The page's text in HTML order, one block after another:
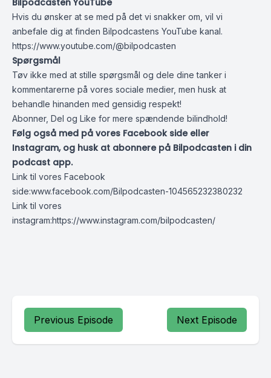
Bilpodcasten YouTube
Hvis du ønsker at se med på det vi snakker om, vil vi
anbefale dig at finden Bilpodcastens YouTube kanal.
https://www.youtube.com/@bilpodcasten
Spørgsmål
Tøv ikke med at stille spørgsmål og dele dine tanker i
kommentarerne på vores sociale medier, men husk at
behandle hinanden med gensidig respekt!
Abonner, Del og Like for mere spændende bilindhold!
Følg også med på vores Facebook side eller
Instagram, og husk at abonnere på Bilpodcasten i din
podcast app.
Link til vores Facebook
side:www.facebook.com/Bilpodcasten-104565232380232
Link til vores
instagram:https://www.instagram.com/bilpodcasten/
Previous Episode Next Episode